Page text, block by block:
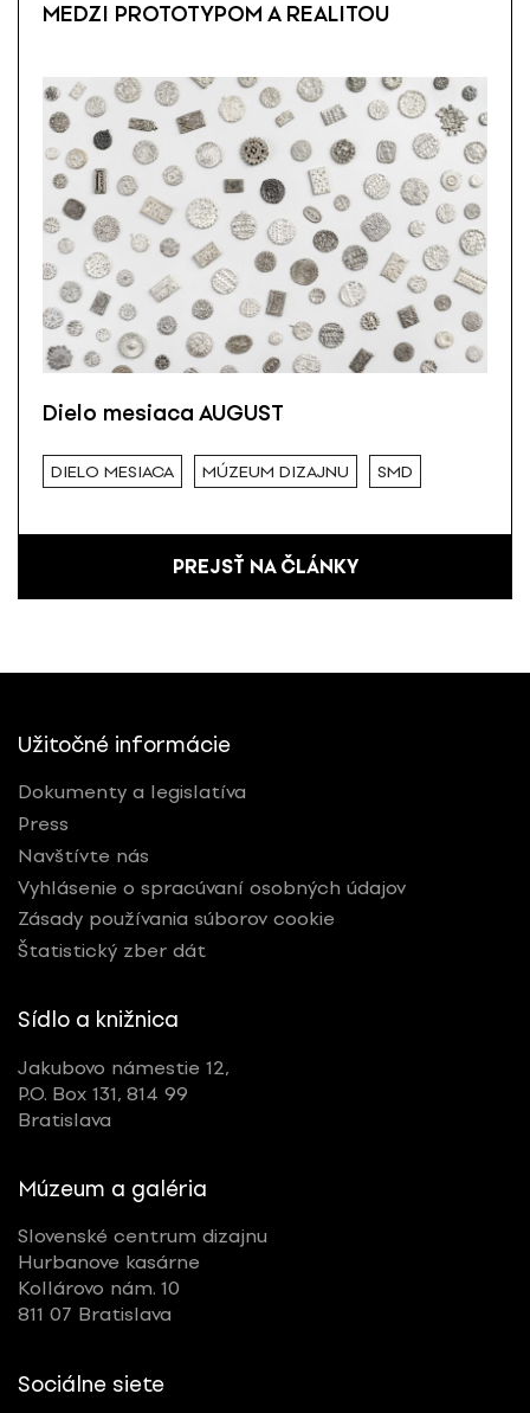
MEDZI PROTOTYPOM A REALITOU
Dielo mesiaca AUGUST
DIELO MESIACA MÚZEUM DIZAJNU SMD
PREJSŤ NA ČLÁNKY
Užitočné informácie
Dokumenty a legislatíva
Press
Navštívte nás
Vyhlásenie o spracúvaní osobných údajov
Zásady používania súborov cookie
Štatistický zber dát
Sídlo a knižnica
Jakubovo námestie 12,
P.O. Box 131, 814 99
Bratislava
Múzeum a galéria
Slovenské centrum dizajnu
Hurbanove kasárne
Kollárovo nám. 10
811 07 Bratislava
Sociálne siete